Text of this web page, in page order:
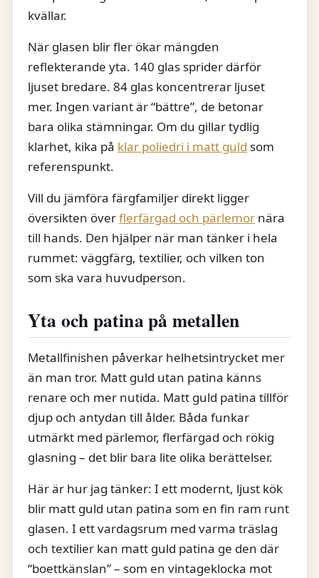
kvällar.
När glasen blir fler ökar mängden
reflekterande yta. 140 glas sprider därför
ljuset bredare. 84 glas koncentrerar ljuset
mer. Ingen variant är “bättre”, de betonar
bara olika stämningar. Om du gillar tydlig
klarhet, kika på klar poliedri i matt guld som
referenspunkt.
Vill du jämföra färgfamiljer direkt ligger
översikten överflerfärgad och pärlemor nära
till hands. Den hjälper när man tänker i hela
rummet: väggfärg, textilier, och vilken ton
som ska vara huvudperson.
Yta och patina på metallen
Metallfinishen påverkar helhetsintrycket mer
än man tror. Matt guld utan patina känns
renare och mer nutida. Matt guld patina tillför
djup och antydan till ålder. Båda funkar
utmärkt med pärlemor, flerfärgad och rökig
glasning – det blir bara lite olika berättelser.
Här är hur jag tänker: I ett modernt, ljust kök
blir matt guld utan patina som en fin ram runt
glasen. I ett vardagsrum med varma träslag
och textilier kan matt guld patina ge den där
“boettkänslan” – som en vintageklocka mot